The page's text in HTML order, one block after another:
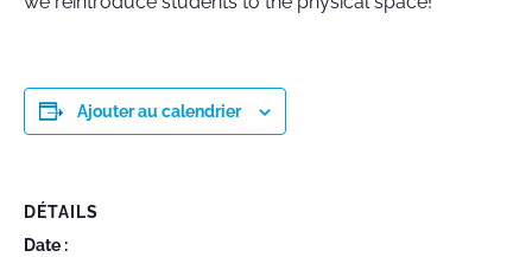
Ajouter au calendrier
DÉTAILS
Date :